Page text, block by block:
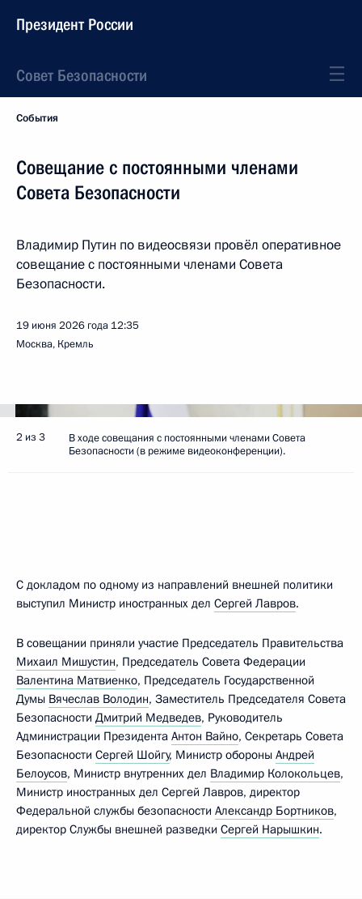
Президент России
Совет Безопасности
События
Совещание с постоянными членами
Совета Безопасности
Владимир Путин по видеосвязи провёл оперативное
совещание с постоянными членами Совета
Безопасности.
19 июня 2026 года 12:35
Москва, Кремль
2 из 3
В ходе совещания с постоянными членами Совета
Безопасности (в режиме видеоконференции).
С докладом по одному из направлений внешней политики
выступил Министр иностранных дел Сергей Лавров.
В совещании приняли участие Председатель Правительства
Михаил Мишустин, Председатель Совета Федерации
Валентина Матвиенко, Председатель Государственной
Думы Вячеслав Володин, Заместитель Председателя Совета
Безопасности Дмитрий Медведев, Руководитель
Администрации Президента Антон Вайно, Секретарь Совета
Безопасности Сергей Шойгу, Министр обороны Андрей
Белоусов, Министр внутренних дел Владимир Колокольцев,
Министр иностранных дел Сергей Лавров, директор
Федеральной службы безопасности Александр Бортников,
директор Службы внешней разведки Сергей Нарышкин.